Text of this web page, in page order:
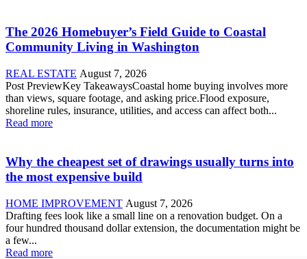
The 2026 Homebuyer’s Field Guide to Coastal
Community Living in Washington
REAL ESTATE August 7, 2026
Post PreviewKey TakeawaysCoastal home buying involves more
than views, square footage, and asking price.Flood exposure,
shoreline rules, insurance, utilities, and access can affect both...
Read more
Why the cheapest set of drawings usually turns into
the most expensive build
HOME IMPROVEMENT August 7, 2026
Drafting fees look like a small line on a renovation budget. On a
four hundred thousand dollar extension, the documentation might be
a few...
Read more